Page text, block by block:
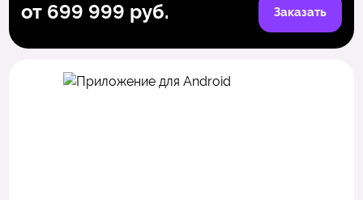
от 699 999 руб. Заказать